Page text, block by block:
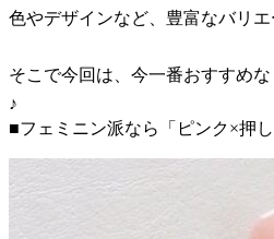
色やデザインなど、豊富なバリ
そこで今回は、今一番おすすめ
♪
■フェミニン派なら「ピンク×押し